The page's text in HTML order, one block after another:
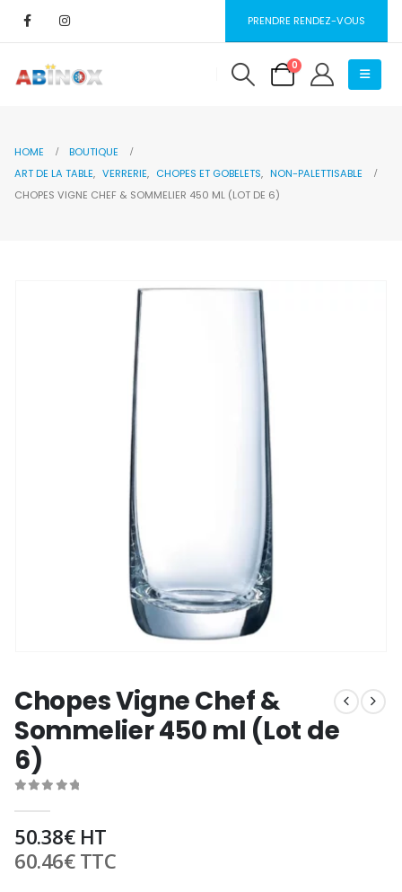
PRENDRE RENDEZ-VOUS
0
HOME
BOUTIQUE
ART DE LA TABLE, VERRERIE, CHOPES ET GOBELETS, NON-PALETTISABLE
CHOPES VIGNE CHEF & SOMMELIER 450 ML (LOT DE 6)
Chopes Vigne Chef &
Sommelier 450 ml (Lot de
6)
50.38€HT
60.46€TTC